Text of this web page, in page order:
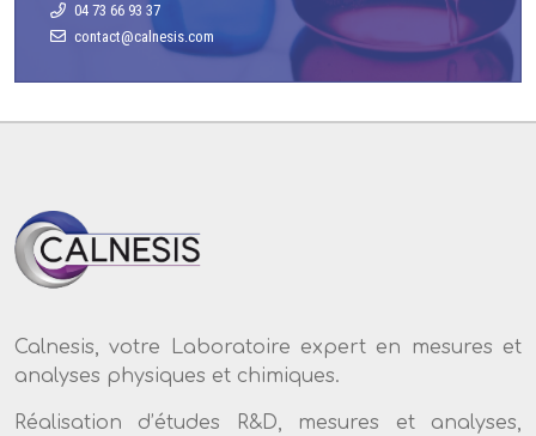
04 73 66 93 37
Calnesis, votre Laboratoire expert en mesures et
analyses physiques et chimiques.
Réalisation d’études R&D, mesures et analyses,